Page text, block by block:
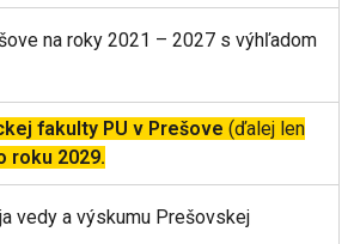
na roky 2021 – 2027 s výhľadom
fakulty PU v Prešove (ďalej len
roku 2029.
vedy a výskumu Prešovskej